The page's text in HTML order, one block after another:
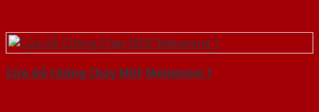
Cửa Gỗ Chống Cháy MDF Melamine 1